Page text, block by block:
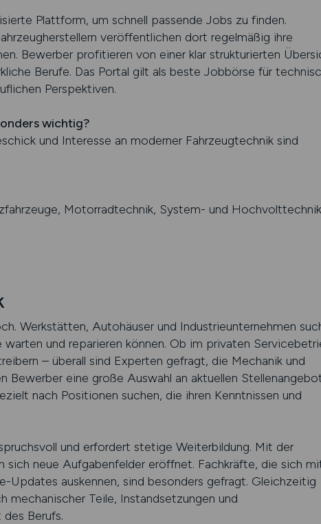
Plattform, um schnell passende Jobs zu finden.
veröffentlichen dort regelmäßig ihre
Bewerber profitieren von einer klar strukturierten
Berufe. Das Portal gilt als beste Jobbörse für
Perspektiven.
wichtig?
und Interesse an moderner Fahrzeugtechnik sind
Motorradtechnik, System- und Hochvolttechnik
Werkstätten, Autohäuser und Industrieunternehmen
und reparieren können. Ob im privaten
– überall sind Experten gefragt, die Mechanik und
Bewerber eine große Auswahl an aktuellen
nach Positionen suchen, die ihren Kenntnissen und
und erfordert stetige Weiterbildung. Mit der
sich neue Aufgabenfelder eröffnet. Fachkräfte, die sich
auskennen, sind besonders gefragt. Gleichzeitig
mechanischer Teile, Instandsetzungen und
Berufs.